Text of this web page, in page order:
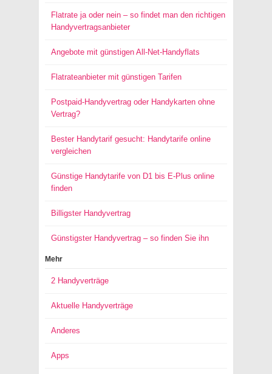
Flatrate ja oder nein – so findet man den richtigen
Handyvertragsanbieter
Angebote mit günstigen All-Net-Handyflats
Flatrateanbieter mit günstigen Tarifen
Postpaid-Handyvertrag oder Handykarten ohne
Vertrag?
Bester Handytarif gesucht: Handytarife online
vergleichen
Günstige Handytarife von D1 bis E-Plus online
finden
Billigster Handyvertrag
Günstigster Handyvertrag – so finden Sie ihn
Mehr
2 Handyverträge
Aktuelle Handyverträge
Anderes
Apps